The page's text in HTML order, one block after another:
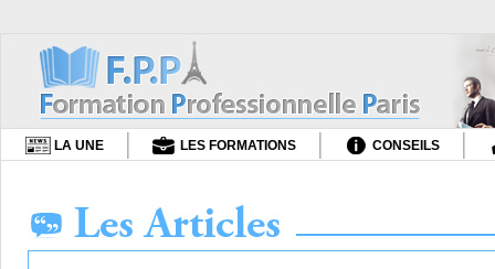
LA UNE LES FORMATIONS CONSEILS